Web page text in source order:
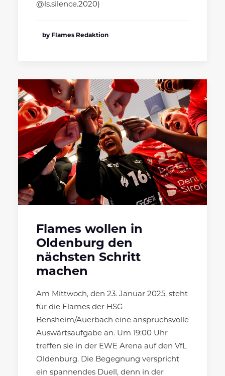
@ls.silence.2020)
by Flames Redaktion
Flames wollen in
Oldenburg den
nächsten Schritt
machen
Am Mittwoch, den 23. Januar 2025, steht
für die Flames der HSG
Bensheim/Auerbach eine anspruchsvolle
Auswärtsaufgabe an. Um 19:00 Uhr
treffen sie in der EWE Arena auf den VfL
Oldenburg. Die Begegnung verspricht
ein spannendes Duell, denn in der